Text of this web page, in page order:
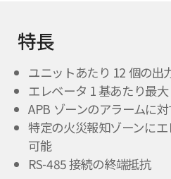
特長
ユニットあたり 12 個の出
エレベータ 1 基あたり最
APB ゾーンのアラームに
特定の火災報知ゾーンに
可能
RS-485 接続の終端抵抗